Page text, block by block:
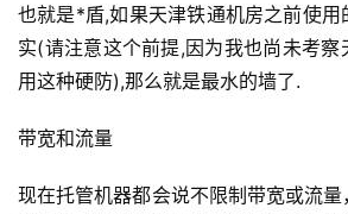
也就是*盾,如果天津铁通机房之前使用
实(请注意这个前提,因为我也尚未考
用这种硬防),那么就是最水的墙了.
带宽和流量
现在托管机器都会说不限制带宽或流